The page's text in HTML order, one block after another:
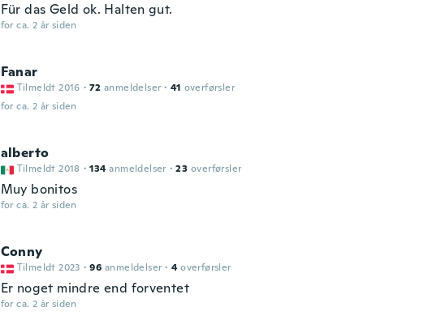
Für das Geld ok. Halten gut.
for ca. 2 år siden
Fanar
Tilmeldt 2016 · 72 anmeldelser · 41 overførsler
for ca. 2 år siden
alberto
Tilmeldt 2018 · 134 anmeldelser · 23 overførsler
Muy bonitos
for ca. 2 år siden
Conny
Tilmeldt 2023 · 96 anmeldelser · 4 overførsler
Er noget mindre end forventet
for ca. 2 år siden